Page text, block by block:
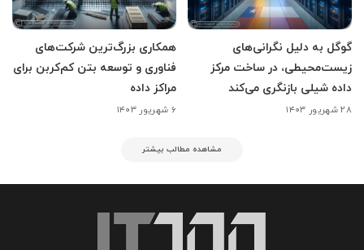
گوگل به دلیل نگرانی‌های
زیست‌محیطی، در ساخت مرکز
داده شیلی بازنگری می‌کند
۲۸ شهریور ۱۴۰۳
همکاری بزرگ‌ترین شرکت‌های
فناوری و توسعه بتن کم‌کربن برای
مراکز داده
۶ شهریور ۱۴۰۳
مشاهده مطالب بیشتر